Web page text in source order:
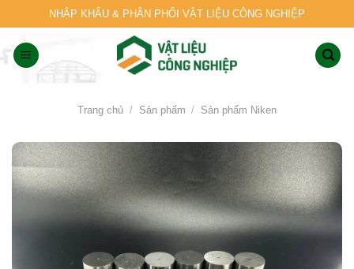
to
content
NHẬP KHẨU & PHÂN PHỐI VẬT LIỆU CÔNG NGHIỆP
Trang chủ / Sản phẩm / Sản phẩm Niken